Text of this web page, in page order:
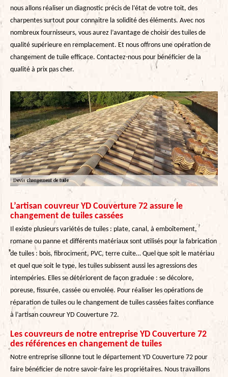
nous allons réaliser un diagnostic précis de l’état de votre toit, des
charpentes surtout pour connaitre la solidité des éléments. Avec nos
nombreux fournisseurs, vous aurez l’avantage de choisir des tuiles de
qualité supérieure en remplacement. Et nous offrons une opération de
changement de tuile efficace. Contactez-nous pour bénéficier de la
qualité à prix pas cher.
L’artisan couvreur YD Couverture 72 assure le
changement de tuiles cassées
Il existe plusieurs variétés de tuiles : plate, canal, à emboîtement,
romane ou panne et différents matériaux sont utilisés pour la fabrication
de tuiles : bois, fibrociment, PVC, terre cuite… Quel que soit le matériau
et quel que soit le type, les tuiles subissent aussi les agressions des
intempéries. Elles se détériorent de façon graduée : se décolore,
poreuse, fissurée, cassée ou envolée. Pour réaliser les opérations de
réparation de tuiles ou le changement de tuiles cassées faites confiance
à l’artisan couvreur YD Couverture 72.
Les couvreurs de notre entreprise YD Couverture 72
des références en changement de tuiles
Notre entreprise sillonne tout le département YD Couverture 72 pour
faire bénéficier de notre savoir-faire les propriétaires. Nous travaillons